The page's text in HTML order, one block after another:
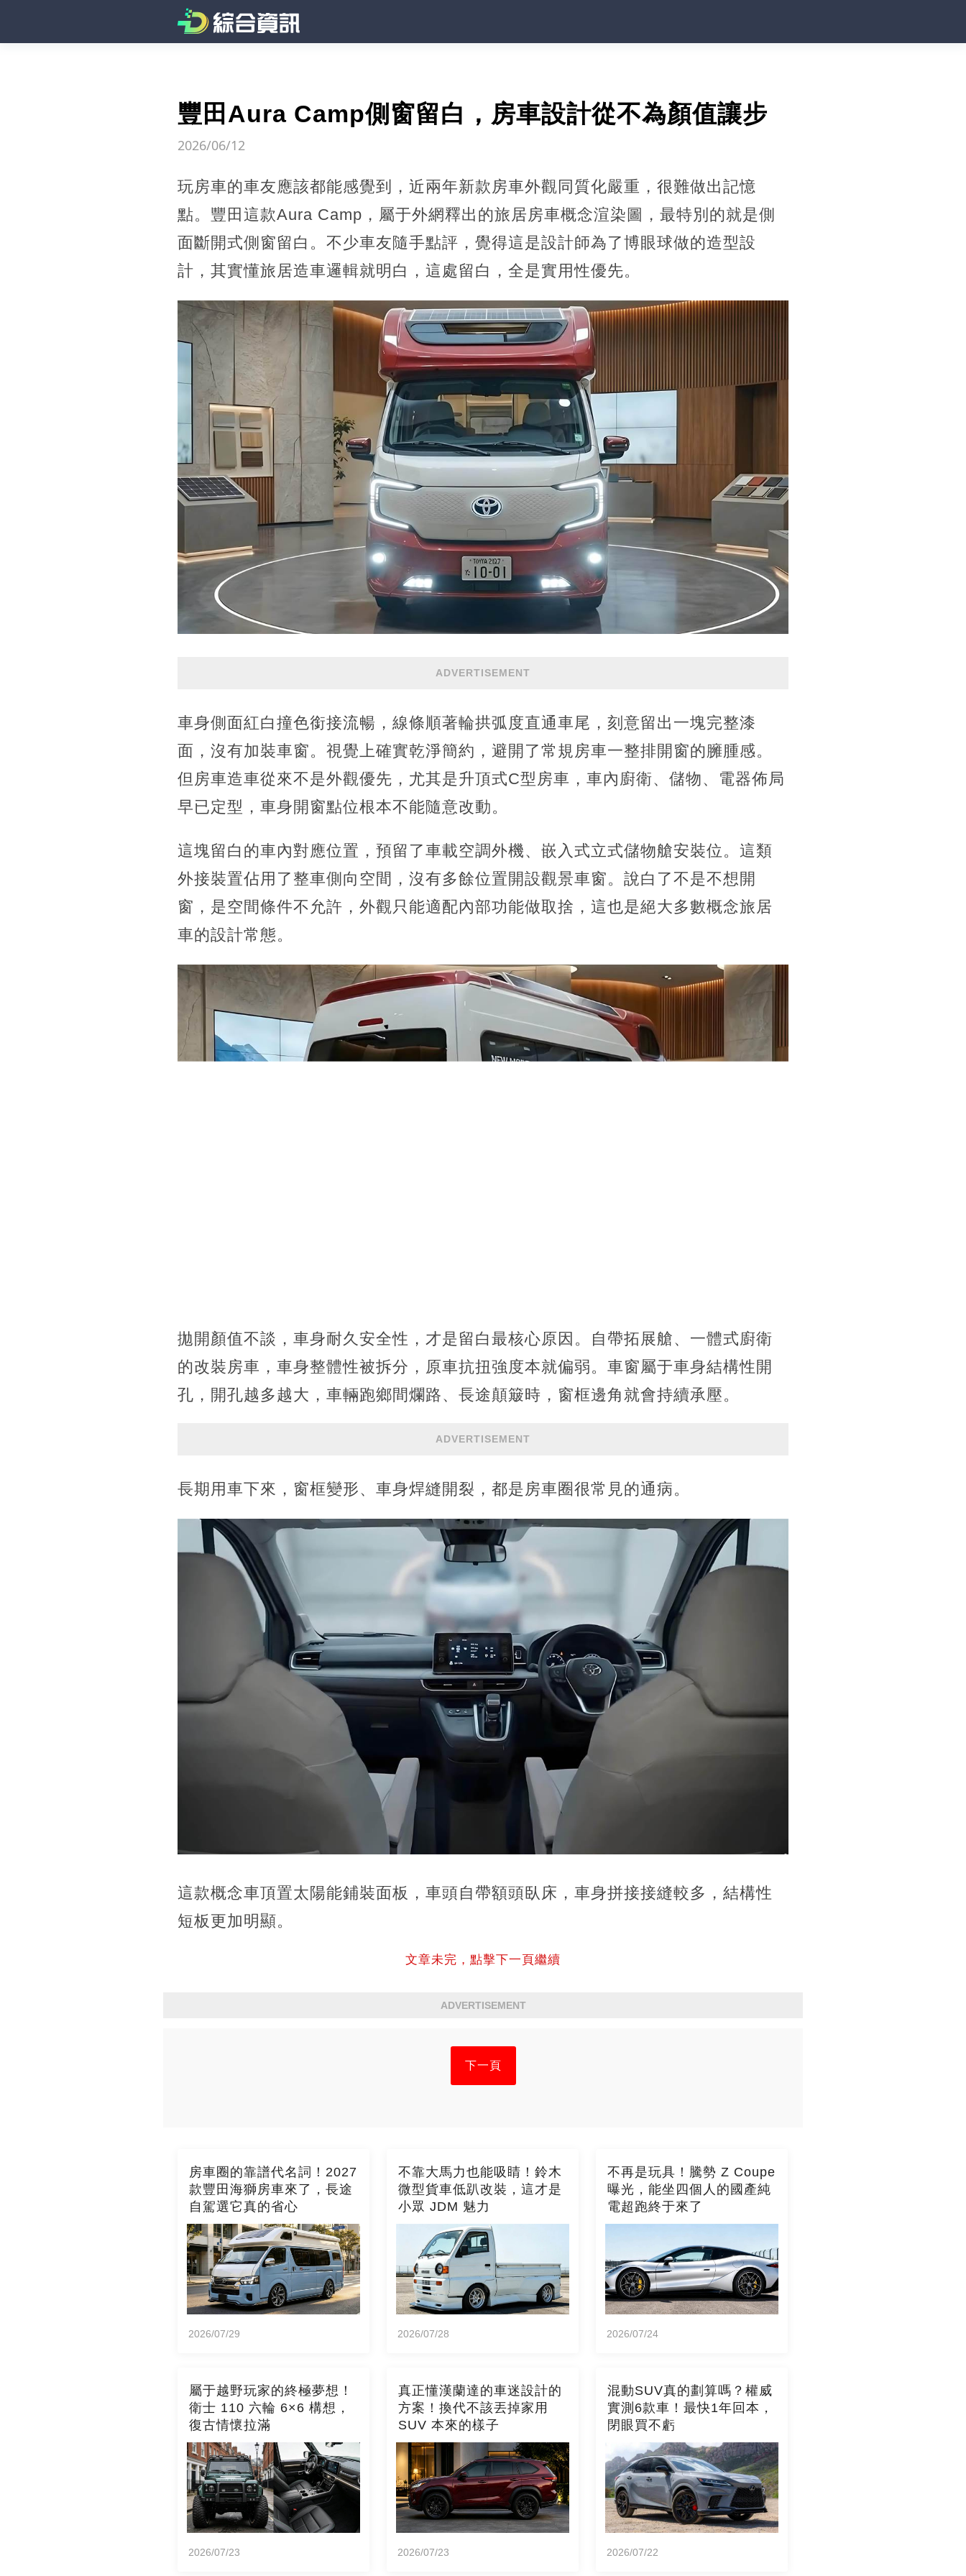
豐田Aura Camp側窗留白，房車設計從不為顏值讓步
2026/06/12
玩房車的車友應該都能感覺到，近兩年新款房車外觀同質化嚴重，很難做出記憶
點。豐田這款Aura Camp，屬于外網釋出的旅居房車概念渲染圖，最特別的就是側
面斷開式側窗留白。不少車友隨手點評，覺得這是設計師為了博眼球做的造型設
計，其實懂旅居造車邏輯就明白，這處留白，全是實用性優先。
ADVERTISEMENT
車身側面紅白撞色銜接流暢，線條順著輪拱弧度直通車尾，刻意留出一塊完整漆
面，沒有加裝車窗。視覺上確實乾淨簡約，避開了常規房車一整排開窗的臃腫感。
但房車造車從來不是外觀優先，尤其是升頂式C型房車，車內廚衛、儲物、電器佈局
早已定型，車身開窗點位根本不能隨意改動。
這塊留白的車內對應位置，預留了車載空調外機、嵌入式立式儲物艙安裝位。這類
外接裝置佔用了整車側向空間，沒有多餘位置開設觀景車窗。說白了不是不想開
窗，是空間條件不允許，外觀只能適配內部功能做取捨，這也是絕大多數概念旅居
車的設計常態。
拋開顏值不談，車身耐久安全性，才是留白最核心原因。自帶拓展艙、一體式廚衛
的改裝房車，車身整體性被拆分，原車抗扭強度本就偏弱。車窗屬于車身結構性開
孔，開孔越多越大，車輛跑鄉間爛路、長途顛簸時，窗框邊角就會持續承壓。
ADVERTISEMENT
長期用車下來，窗框變形、車身焊縫開裂，都是房車圈很常見的通病。
這款概念車頂置太陽能鋪裝面板，車頭自帶額頭臥床，車身拼接接縫較多，結構性
短板更加明顯。
文章未完，點擊下一頁繼續
ADVERTISEMENT
下一頁
房車圈的靠譜代名詞！2027
款豐田海獅房車來了，長途
自駕選它真的省心
2026/07/29
不靠大馬力也能吸睛！鈴木
微型貨車低趴改裝，這才是
小眾 JDM 魅力
2026/07/28
不再是玩具！騰勢 Z Coupe
曝光，能坐四個人的國產純
電超跑終于來了
2026/07/24
屬于越野玩家的終極夢想！
衛士 110 六輪 6×6 構想，
復古情懷拉滿
2026/07/23
真正懂漢蘭達的車迷設計的
方案！換代不該丟掉家用
SUV 本來的樣子
2026/07/23
混動SUV真的劃算嗎？權威
實測6款車！最快1年回本，
閉眼買不虧
2026/07/22